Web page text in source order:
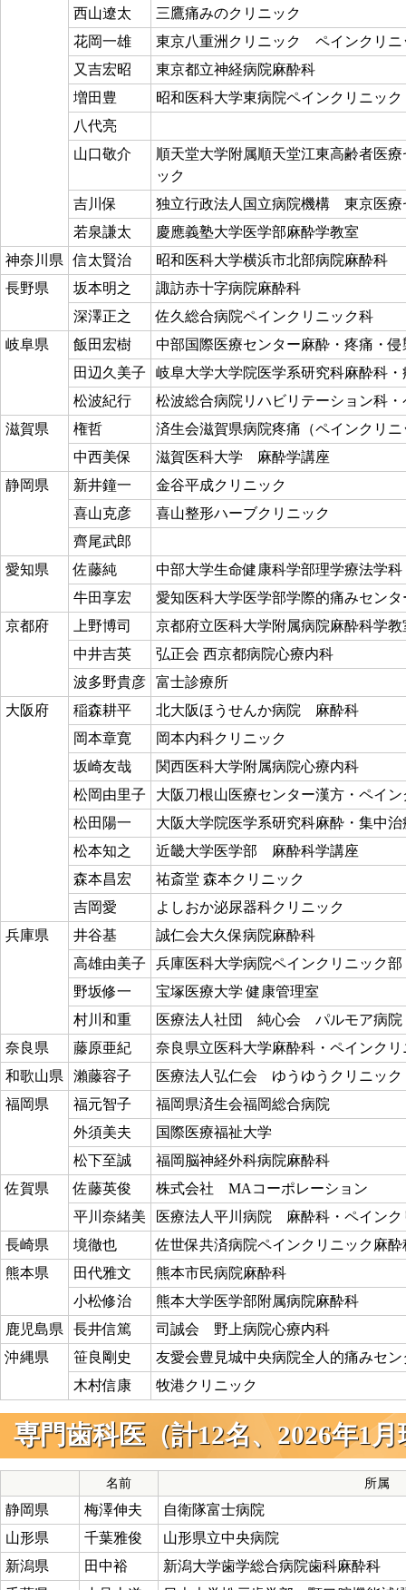
西山遼太
三鷹痛みのクリニック
花岡一雄
東京八重洲クリニック ペインクリニ
又吉宏昭
東京都立神経病院麻酔科
増田豊
昭和医科大学東病院ペインクリニック
八代亮
山口敬介
順天堂大学附属順天堂江東高齢者医
ック
吉川保
独立行政法人国立病院機構 東京医療
若泉謙太
慶應義塾大学医学部麻酔学教室
神奈川県
信太賢治
昭和医科大学横浜市北部病院麻酔科
長野県
坂本明之
諏訪赤十字病院麻酔科
深澤正之
佐久総合病院ペインクリニック科
岐阜県
飯田宏樹
中部国際医療センター麻酔・疼痛・
田辺久美子
岐阜大学大学院医学系研究科麻酔科
松波紀行
松波総合病院リハビリテーション科
滋賀県
権哲
済生会滋賀県病院疼痛（ペインクリ
中西美保
滋賀医科大学 麻酔学講座
静岡県
新井鐘一
金谷平成クリニック
喜山克彦
喜山整形ハーブクリニック
齊尾武郎
愛知県
佐藤純
中部大学生命健康科学部理学療法学科
牛田享宏
愛知医科大学医学部学際的痛みセンタ
京都府
上野博司
京都府立医科大学附属病院麻酔科学教
中井吉英
弘正会 西京都病院心療内科
波多野貴彦
富士診療所
大阪府
稲森耕平
北大阪ほうせんか病院 麻酔科
岡本章寛
岡本内科クリニック
坂崎友哉
関西医科大学附属病院心療内科
松岡由里子
大阪刀根山医療センター漢方・ペイ
松田陽一
大阪大学院医学系研究科麻酔・集中
松本知之
近畿大学医学部 麻酔科学講座
森本昌宏
祐斎堂 森本クリニック
吉岡愛
よしおか泌尿器科クリニック
兵庫県
井谷基
誠仁会大久保病院麻酔科
高雄由美子
兵庫医科大学病院ペインクリニック部
野坂修一
宝塚医療大学 健康管理室
村川和重
医療法人社団 純心会 パルモア病院
奈良県
藤原亜紀
奈良県立医科大学麻酔科・ペインクリ
和歌山県
瀨藤容子
医療法人弘仁会 ゆうゆうクリニック
福岡県
福元智子
福岡県済生会福岡総合病院
外須美夫
国際医療福祉大学
松下至誠
福岡脳神経外科病院麻酔科
佐賀県
佐藤英俊
株式会社 MAコーポレーション
平川奈緒美
医療法人平川病院 麻酔科・ペインク
長崎県
境徹也
佐世保共済病院ペインクリニック麻酔
熊本県
田代雅文
熊本市民病院麻酔科
小松修治
熊本大学医学部附属病院麻酔科
鹿児島県
長井信篤
司誠会 野上病院心療内科
沖縄県
笹良剛史
友愛会豊見城中央病院全人的痛みセ
木村信康
牧港クリニック
専門歯科医（計12名、2026年1月
名前 所属
静岡県 梅澤伸夫
自衛隊富士病院
山形県
千葉雅俊
山形県立中央病院
新潟県
田中裕
新潟大学歯学総合病院歯科麻酔科